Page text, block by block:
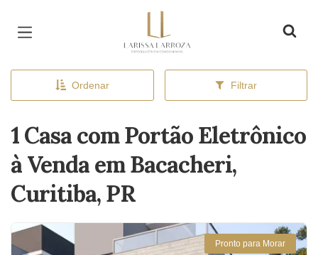
Ordenar Filtrar
1 Casa com Portão Eletrônico
à Venda em Bacacheri,
Curitiba, PR
Pronto para Morar